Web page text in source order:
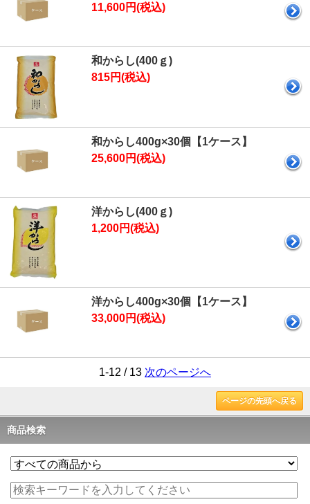
11,600円(税込)
和からし(400ｇ)
815円(税込)
和からし400g×30個【1ケース】
25,600円(税込)
洋からし(400ｇ)
1,200円(税込)
洋からし400g×30個【1ケース】
33,000円(税込)
1-12 / 13 次のページへ
ページの先頭へ戻る
商品検索